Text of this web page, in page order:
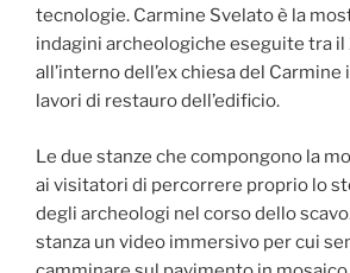
tecnologie. Carmine Svelato è la
indagini archeologiche eseguite tra il
all’interno dell’ex chiesa del Carmine
lavori di restauro dell’edificio.
Le due stanze che compongono la
ai visitatori di percorrere proprio lo
degli archeologi nel corso dello
stanza un video immersivo per cui